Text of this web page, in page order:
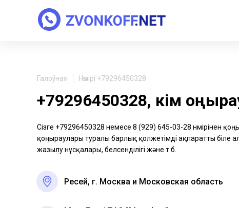
Галоўная Нөмірі +79296450328
+79296450328, кім
Сізге +79296450328 немесе 8 (929) 645-03-28 нөмірінен
қоңыраулары туралы барлық қолжетімді ақпаратты біле
жазылу нұсқалары, белсенділігі және т.б.
Ресей, г. Москва и Московская область